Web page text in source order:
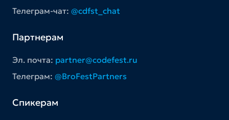
Телеграм-чат: @cdfst_chat
Партнерам
Эл. почта: partner@codefest.ru
Телеграм: @BroFestPartners
Спикерам